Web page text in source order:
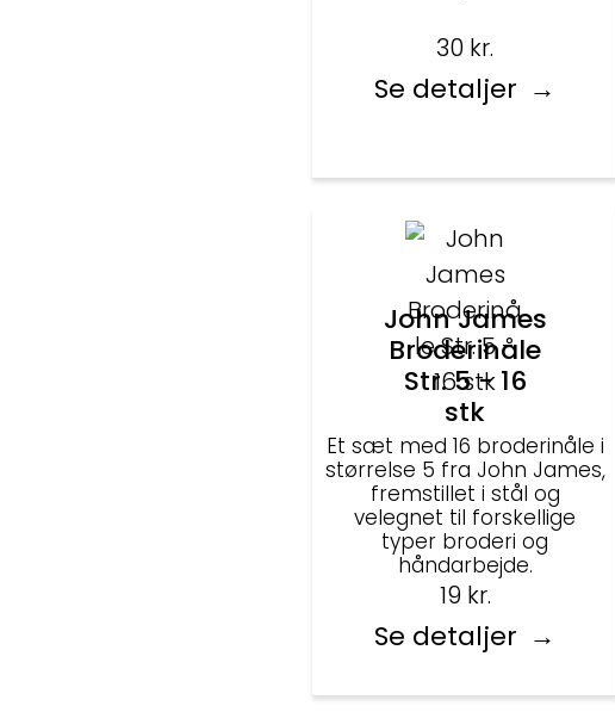
30 kr.
Se detaljer
John James
Broderinåle
Str. 5 - 16
stk
Et sæt med 16 broderinåle i
størrelse 5 fra John James,
fremstillet i stål og
velegnet til forskellige
typer broderi og
håndarbejde.
19 kr.
Se detaljer